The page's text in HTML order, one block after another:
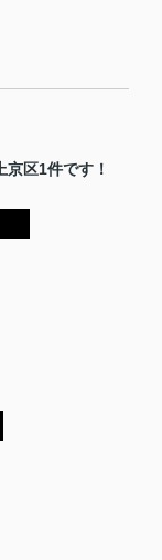
区1件です！